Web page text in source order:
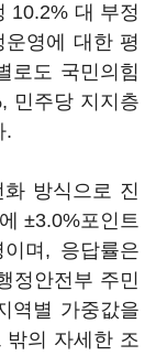
10.2% 대 부정
영에 대한 평
로도 국민의힘
민주당 지지층
.
방식으로 진
±3.0%포인트
며, 응답률은
정안전부 주민
역별 가중값을
밖의 자세한 조